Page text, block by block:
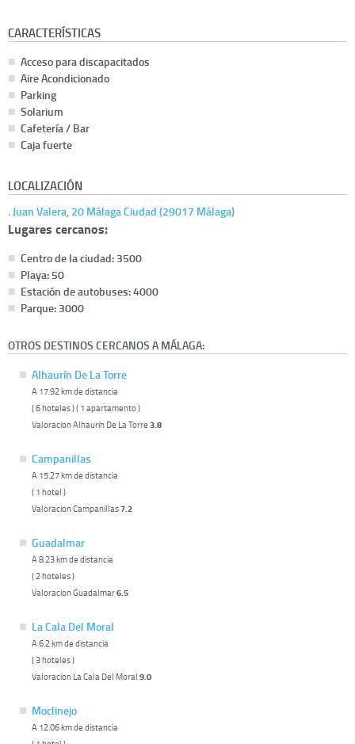
CARACTERÍSTICAS
Acceso para discapacitados
Aire Acondicionado
Parking
Solarium
Cafetería / Bar
Caja fuerte
LOCALIZACIÓN
. Juan Valera, 20 Málaga Ciudad (29017 Málaga)
Lugares cercanos:
Centro de la ciudad: 3500
Playa: 50
Estación de autobuses: 4000
Parque: 3000
OTROS DESTINOS CERCANOS A MÁLAGA:
Alhaurín De La Torre
A 17.92 km de distancia
( 6 hoteles ) ( 1 apartamento )
Valoracion Alhaurín De La Torre 3.8
Campanillas
A 15.27 km de distancia
( 1 hotel )
Valoracion Campanillas7.2
Guadalmar
A 8.23 km de distancia
( 2 hoteles )
Valoracion Guadalmar6.5
La Cala Del Moral
A 6.2 km de distancia
( 3 hoteles )
Valoracion La Cala Del Moral 9.0
Moclinejo
A 12.06 km de distancia